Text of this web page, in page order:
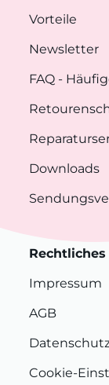
Vorteile
Newsletter
FAQ -
Downloads
Rechtliches
Impressum
AGB
Cookie-